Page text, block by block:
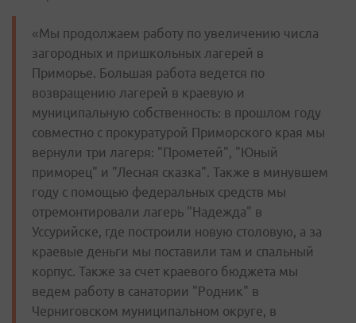
«Мы продолжаем работу по увеличению числа
загородных и пришкольных лагерей в
Приморье. Большая работа ведется по
возвращению лагерей в краевую и
муниципальную собственность: в прошлом году
совместно с прокуратурой Приморского края мы
вернули три лагеря: "Прометей", "Юный
приморец" и "Лесная сказка". Также в минувшем
году с помощью федеральных средств мы
отремонтировали лагерь "Надежда" в
Уссурийске, где построили новую столовую, а за
краевые деньги мы поставили там и спальный
корпус. Также за счет краевого бюджета мы
ведем работу в санатории "Родник" в
Черниговском муниципальном округе, в